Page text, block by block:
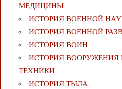
МЕДИЦИНЫ
ИСТОРИЯ ВОЕННОЙ
ИСТОРИЯ ВОЕННОЙ
ИСТОРИЯ ВОИН
ИСТОРИЯ ВООРУЖЕНИЯ
ТЕХНИКИ
ИСТОРИЯ ТЫЛА